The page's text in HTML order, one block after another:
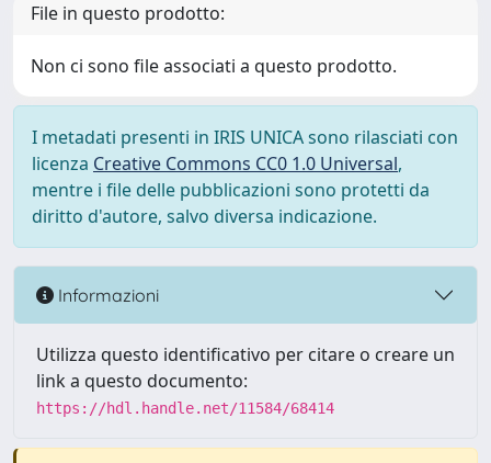
File in questo prodotto:
Non ci sono file associati a questo prodotto.
I metadati presenti in IRIS UNICA sono rilasciati con
licenza Creative Commons CC0 1.0 Universal,
mentre i file delle pubblicazioni sono protetti da
diritto d'autore, salvo diversa indicazione.
Informazioni
Utilizza questo identificativo per citare o creare un
link a questo documento:
https://hdl.handle.net/11584/68414